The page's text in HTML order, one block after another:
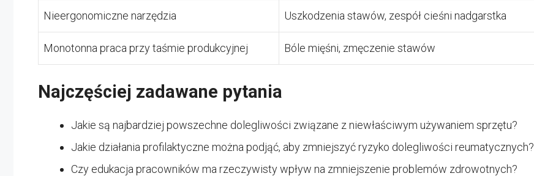
Nieergonomiczne narzędzia Uszkodzenia stawów, zespół cieśni nadgarstka
Monotonna praca przy taśmie produkcyjnej Bóle mięśni, zmęczenie stawów
Najczęściej zadawane pytania
Jakie są najbardziej powszechne dolegliwości związane z niewłaściwym używaniem sprzętu?
Jakie działania profilaktyczne można podjąć, aby zmniejszyć ryzyko dolegliwości reumatycznych?
Czy edukacja pracowników ma rzeczywisty wpływ na zmniejszenie problemów zdrowotnych?